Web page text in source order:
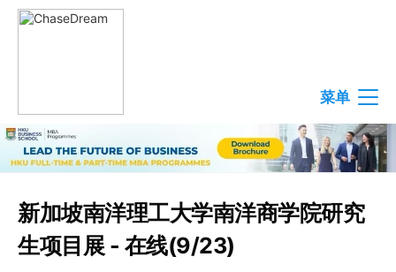
菜单
新加坡南洋理工大学南洋商学院研究
生项目展 - 在线(9/23)